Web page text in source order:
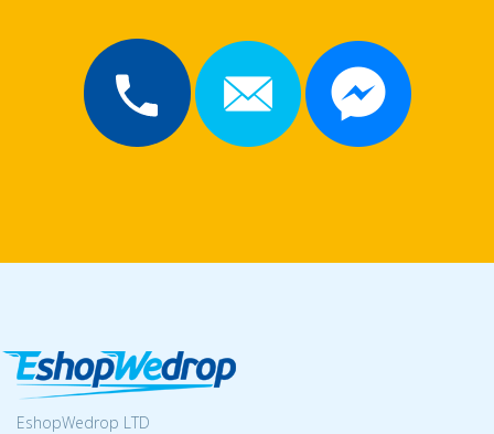
EshopWedrop LTD